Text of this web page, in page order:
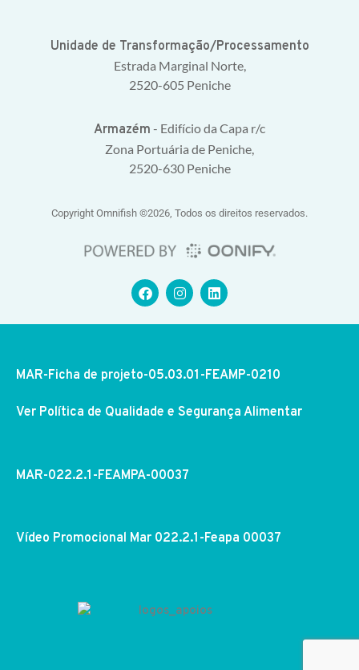
Unidade de Transformação/Processamento
Estrada Marginal Norte,
2520-605 Peniche
Armazém - Edifício da Capa r/c
Zona Portuária de Peniche,
2520-630 Peniche
Copyright Omnifish ©2026, Todos os direitos reservados.
MAR-Ficha de projeto-05.03.01-FEAMP-0210
Ver Política de Qualidade e Segurança Alimentar
MAR-022.2.1-FEAMPA-00037
Vídeo Promocional Mar 022.2.1-Feapa 00037